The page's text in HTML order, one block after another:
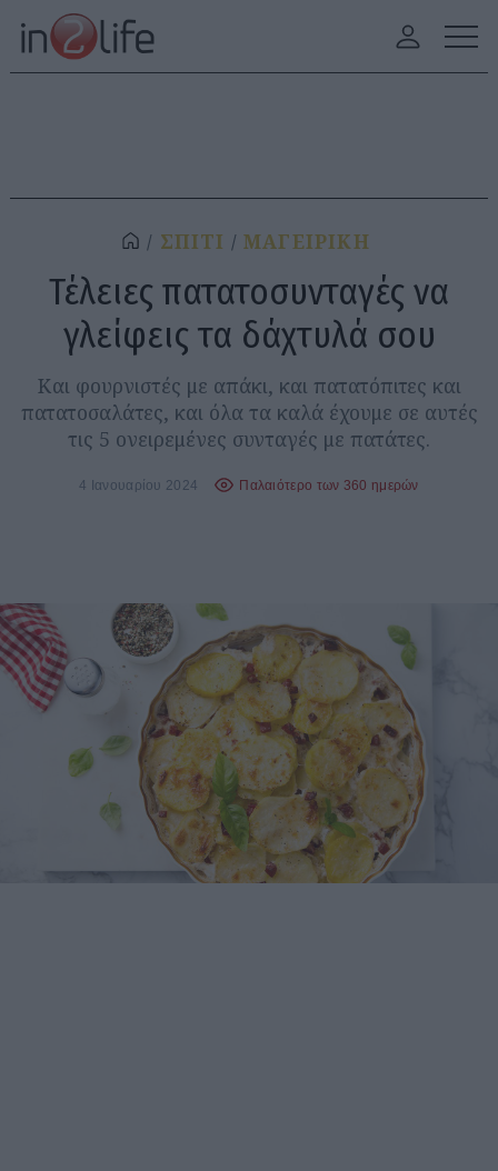
ΣΠΙΤΙ ΜΑΓΕΙΡΙΚΗ
Τέλειες πατατοσυνταγές να
γλείφεις τα δάχτυλά σου
Και φουρνιστές με απάκι, και πατατόπιτες και
πατατοσαλάτες, και όλα τα καλά έχουμε σε αυτές
τις 5 ονειρεμένες συνταγές με πατάτες.
4 Ιανουαρίου 2024 Παλαιότερο των 360 ημερών